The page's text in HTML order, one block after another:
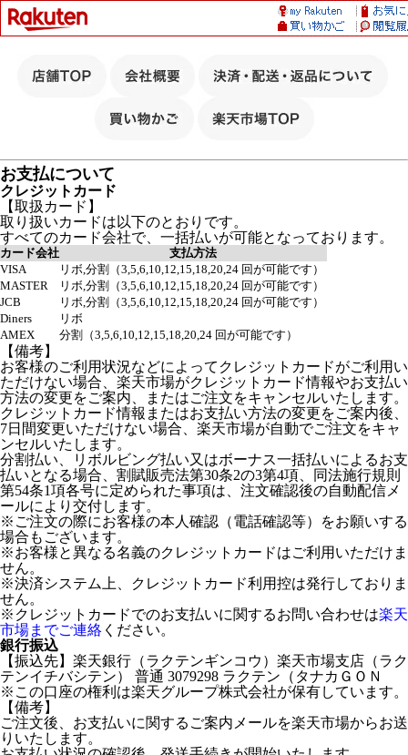
お支払について
クレジットカード
【取扱カード】
取り扱いカードは以下のとおりです。
すべてのカード会社で、一括払いが可能となっております。
カード会社
支払方法
VISA
リボ,分割（3,5,6,10,12,15,18,20,24 回が可能です）
MASTER
リボ,分割（3,5,6,10,12,15,18,20,24 回が可能です）
JCB
リボ,分割（3,5,6,10,12,15,18,20,24 回が可能です）
Diners
リボ
AMEX
分割（3,5,6,10,12,15,18,20,24 回が可能です）
【備考】
お客様のご利用状況などによってクレジットカードがご利用い
ただけない場合、楽天市場がクレジットカード情報やお支払い
方法の変更をご案内、またはご注文をキャンセルいたします。
クレジットカード情報またはお支払い方法の変更をご案内後、
7日間変更いただけない場合、楽天市場が自動でご注文をキャ
ンセルいたします。
分割払い、リボルビング払い又はボーナス一括払いによるお支
払いとなる場合、割賦販売法第30条2の3第4項、同法施行規則
第54条1項各号に定められた事項は、注文確認後の自動配信メ
ールにより交付します。
※ご注文の際にお客様の本人確認（電話確認等）をお願いする
場合もございます。
※お客様と異なる名義のクレジットカードはご利用いただけま
せん。
※決済システム上、クレジットカード利用控は発行しておりま
せん。
※クレジットカードでのお支払いに関するお問い合わせは楽天
市場までご連絡 ください。
銀行振込
【振込先】楽天銀行（ラクテンギンコウ）楽天市場支店（ラク
テンイチバシテン） 普通 3079298 ラクテン（タナカＧＯＮ
※この口座の権利は楽天グループ株式会社が保有しています。
【備考】
ご注文後、お支払いに関するご案内メールを楽天市場からお送
りいたします。